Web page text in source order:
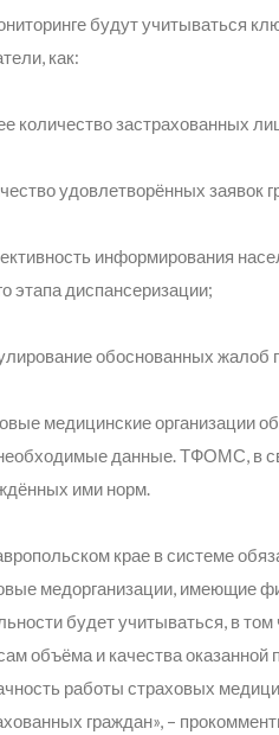
будут учитываться
как:
количество застрахованных
удовлетворённых заявок
информирования
этапа диспансеризации;
обоснованных
медицинские организации
данные. ТФОМС, в
ими норм.
крае в системе
медорганизации, имеющие
будет учитываться, в
объёма и качества
работы страховых
граждан», –